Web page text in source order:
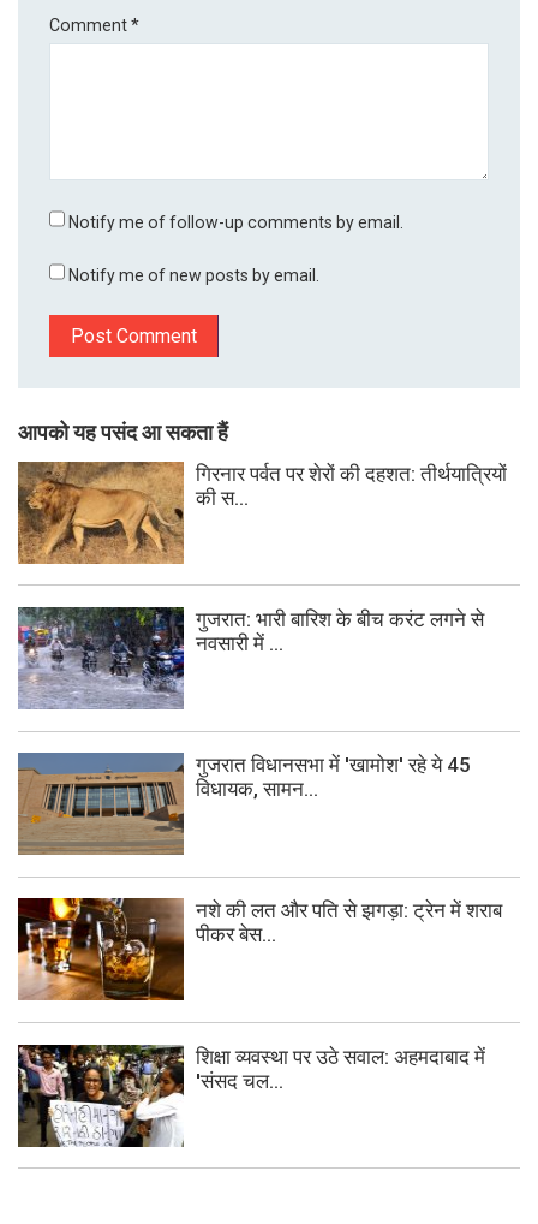
Comment*
Notify me of follow-up comments by email.
Notify me of new posts by email.
आपको यह पसंद आ सकता हैं
गिरनार पर्वत पर शेरों की दहशत: तीर्थयात्रियों
की स...
गुजरात: भारी बारिश के बीच करंट लगने से
नवसारी में ...
गुजरात विधानसभा में 'खामोश' रहे ये 45
विधायक, सामन...
नशे की लत और पति से झगड़ा: ट्रेन में शराब
पीकर बेस...
शिक्षा व्यवस्था पर उठे सवाल: अहमदाबाद में
'संसद चल...